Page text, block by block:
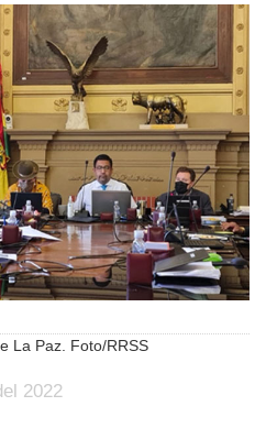
La Paz. Foto/RRSS
2022